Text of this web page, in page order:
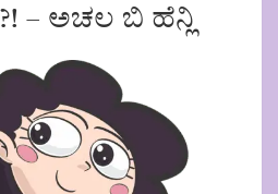
– ಅಚಲ ಬಿ ಹೆನ್ಲಿ